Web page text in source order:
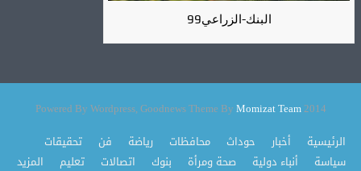
البنك-الزراعي99
2014 Powered By Wordpress, Goodnews Theme By
Momizat Team
الرئيسية
أخبار حوداث محافظات رياضة فن
تحقيقات
سياسة
أنباء دولية صحة ومرأة بنوك اتصالات تعليم المزيد